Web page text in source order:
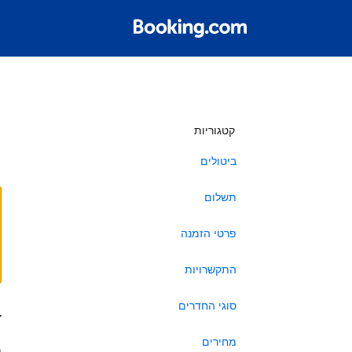
קטגוריות
ביטולים
תשלום
פרטי הזמנה
התקשרויות
סוגי החדרים
מחירים